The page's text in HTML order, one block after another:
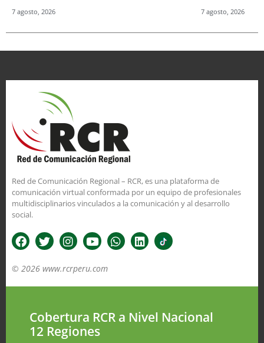
7 agosto, 2026 7 agosto, 2026
Red de Comunicación Regional – RCR, es una plataforma de
comunicación virtual conformada por un equipo de profesionales
multidisciplinarios vinculados a la comunicación y al desarrollo
social.
© 2026 www.rcrperu.com
Cobertura RCR a Nivel Nacional
12 Regiones